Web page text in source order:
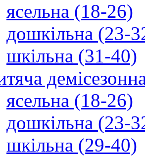
ясельна (18-26)
дошкільна (23-
шкільна (31-40)
ясельна (18-26)
дошкільна (23-
шкільна (29-40)